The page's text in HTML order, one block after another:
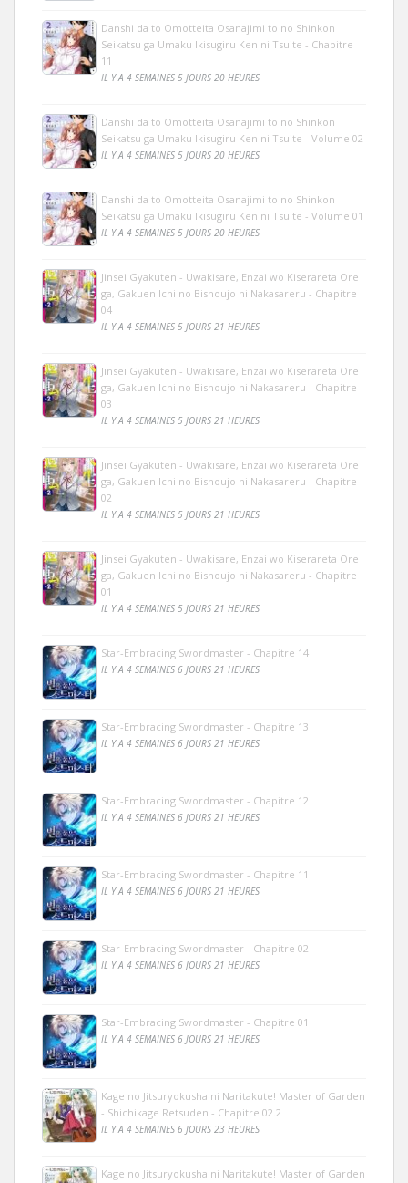
Danshi da to Omotteita Osanajimi to no Shinkon
Seikatsu ga Umaku Ikisugiru Ken ni Tsuite - Chapitre
11
IL Y A 4 SEMAINES 5 JOURS 20 HEURES
Danshi da to Omotteita Osanajimi to no Shinkon
Seikatsu ga Umaku Ikisugiru Ken ni Tsuite - Volume 02
IL Y A 4 SEMAINES 5 JOURS 20 HEURES
Danshi da to Omotteita Osanajimi to no Shinkon
Seikatsu ga Umaku Ikisugiru Ken ni Tsuite - Volume 01
IL Y A 4 SEMAINES 5 JOURS 20 HEURES
Jinsei Gyakuten - Uwakisare, Enzai wo Kiserareta Ore
ga, Gakuen Ichi no Bishoujo ni Nakasareru - Chapitre
04
IL Y A 4 SEMAINES 5 JOURS 21 HEURES
Jinsei Gyakuten - Uwakisare, Enzai wo Kiserareta Ore
ga, Gakuen Ichi no Bishoujo ni Nakasareru - Chapitre
03
IL Y A 4 SEMAINES 5 JOURS 21 HEURES
Jinsei Gyakuten - Uwakisare, Enzai wo Kiserareta Ore
ga, Gakuen Ichi no Bishoujo ni Nakasareru - Chapitre
02
IL Y A 4 SEMAINES 5 JOURS 21 HEURES
Jinsei Gyakuten - Uwakisare, Enzai wo Kiserareta Ore
ga, Gakuen Ichi no Bishoujo ni Nakasareru - Chapitre
01
IL Y A 4 SEMAINES 5 JOURS 21 HEURES
Star-Embracing Swordmaster - Chapitre 14
IL Y A 4 SEMAINES 6 JOURS 21 HEURES
Star-Embracing Swordmaster - Chapitre 13
IL Y A 4 SEMAINES 6 JOURS 21 HEURES
Star-Embracing Swordmaster - Chapitre 12
IL Y A 4 SEMAINES 6 JOURS 21 HEURES
Star-Embracing Swordmaster - Chapitre 11
IL Y A 4 SEMAINES 6 JOURS 21 HEURES
Star-Embracing Swordmaster - Chapitre 02
IL Y A 4 SEMAINES 6 JOURS 21 HEURES
Star-Embracing Swordmaster - Chapitre 01
IL Y A 4 SEMAINES 6 JOURS 21 HEURES
Kage no Jitsuryokusha ni Naritakute! Master of Garden
- Shichikage Retsuden - Chapitre 02.2
IL Y A 4 SEMAINES 6 JOURS 23 HEURES
Kage no Jitsuryokusha ni Naritakute! Master of Garden